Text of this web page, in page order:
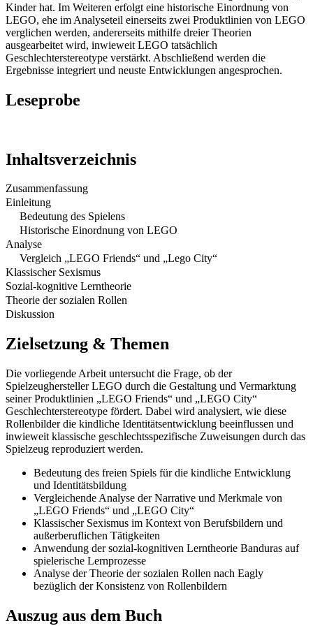
Kinder hat. Im Weiteren erfolgt eine historische Einordnung von
LEGO, ehe im Analyseteil einerseits zwei Produktlinien von LEGO
verglichen werden, andererseits mithilfe dreier Theorien
ausgearbeitet wird, inwieweit LEGO tatsächlich
Geschlechterstereotype verstärkt. Abschließend werden die
Ergebnisse integriert und neuste Entwicklungen angesprochen.
Leseprobe
Inhaltsverzeichnis
Zusammenfassung
Einleitung
Bedeutung des Spielens
Historische Einordnung von LEGO
Analyse
Vergleich „LEGO Friends“ und „Lego City“
Klassischer Sexismus
Sozial-kognitive Lerntheorie
Theorie der sozialen Rollen
Diskussion
Zielsetzung & Themen
Die vorliegende Arbeit untersucht die Frage, ob der
Spielzeughersteller LEGO durch die Gestaltung und Vermarktung
seiner Produktlinien „LEGO Friends“ und „LEGO City“
Geschlechterstereotype fördert. Dabei wird analysiert, wie diese
Rollenbilder die kindliche Identitätsentwicklung beeinflussen und
inwieweit klassische geschlechtsspezifische Zuweisungen durch das
Spielzeug reproduziert werden.
Bedeutung des freien Spiels für die kindliche Entwicklung
und Identitätsbildung
Vergleichende Analyse der Narrative und Merkmale von
„LEGO Friends“ und „LEGO City“
Klassischer Sexismus im Kontext von Berufsbildern und
außerberuflichen Tätigkeiten
Anwendung der sozial-kognitiven Lerntheorie Banduras auf
spielerische Lernprozesse
Analyse der Theorie der sozialen Rollen nach Eagly
bezüglich der Konsistenz von Rollenbildern
Auszug aus dem Buch